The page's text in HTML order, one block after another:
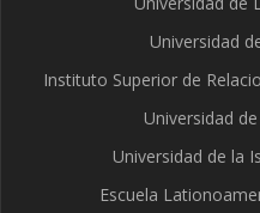
Universidad
Instituto Superior de
Universidad
Universidad de la
Escuela